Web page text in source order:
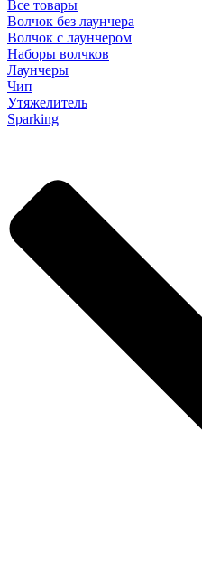
Все товары
Волчок без лаунчера
Волчок с лаунчером
Наборы волчков
Лаунчеры
Чип
Утяжелитель
Sparking